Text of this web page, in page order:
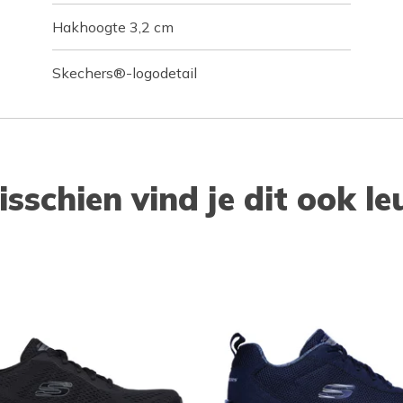
Hakhoogte 3,2 cm
Skechers®-logodetail
vind je dit ook